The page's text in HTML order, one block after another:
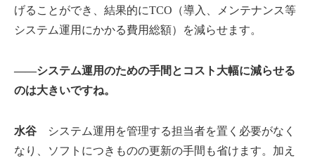
げることができ、結果的にTCO（導入、メンテナンス等
システム運用にかかる費用総額）を減らせます。
――システム運用のための手間とコスト大幅に減らせる
のは大きいですね。
水谷 システム運用を管理する担当者を置く必要がなく
なり、ソフトにつきものの更新の手間も省けます。加え